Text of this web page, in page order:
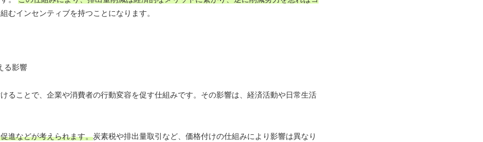
むインセンティブを持つことになります。
ることで、企業や消費者の行動変容を促す仕組みです。その影響は、経済活動や日常生活
進などが考えられます。炭素税や排出量取引など、価格付けの仕組みにより影響は異なり